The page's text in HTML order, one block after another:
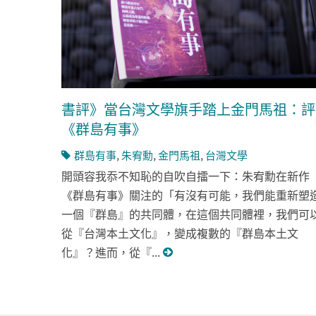
書評》當台灣文學旗手踏上金門馬祖：評
《群島有事》
群島有事, 朱宥勳,金門馬祖, 台灣文學
開頭容我忝不知恥的自吹自擂一下：朱宥勳在新作
《群島有事》關注的「有沒有可能，我們能重新塑
一個『群島』的共同體，在這個共同體裡，我們可
從『台灣本土文化』，變成複數的『群島本土文
化』？進而，從『...